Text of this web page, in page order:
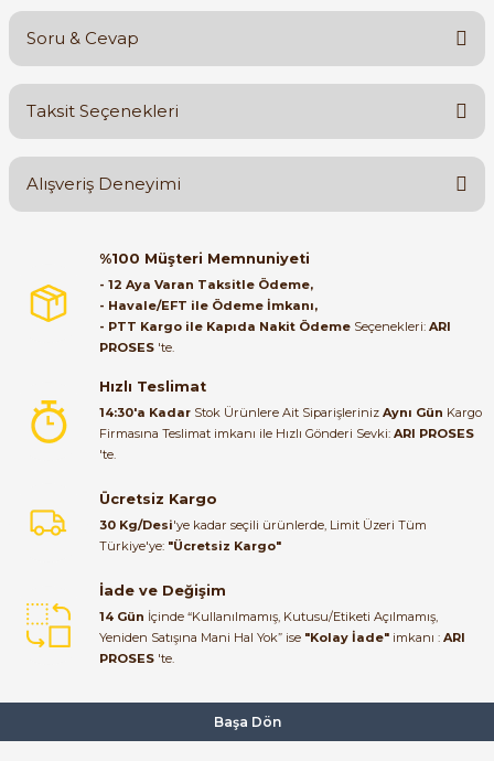
Bu ürüne ilk yorumu siz yapın!
Soru & Cevap
Ürün hakkında henüz soru sorulmamış.
Taksit Seçenekleri
Alışveriş Deneyimi
Orijinal kutusuyla ertesi gün
ulaştı elimize. Teşekkürler.
B... A... | 27/06/2026
bundan mehmet bey ilgi ve
alakası için teşekkür ederim
muhammed demirci |
Ürün elime eksiksiz ve hasarsız
ulaştı. Paketleme özenliydi,
Kemal Toktaş | 20/06/2026
problemsiz geçti.
Kemal Toktaş | 20/06/2026
%100 Müşteri Memnuniyeti
- 12 Aya Varan Taksitle Ödeme,
- Havale/EFT ile Ödeme İmkanı,
- PTT Kargo ile Kapıda Nakit Ödeme Seçenekleri: ARI
PROSES 'te.
Hızlı Teslimat
14:30'a Kadar Stok Ürünlere Ait Siparişleriniz Aynı Gün Kargo
Firmasına Teslimat imkanı ile Hızlı Gönderi Sevki: ARI PROSES
'te.
Ücretsiz Kargo
30 Kg/Desi'ye kadar seçili ürünlerde, Limit Üzeri Tüm
Türkiye'ye: "Ücretsiz Kargo"
İade ve Değişim
14 Gün İçinde “Kullanılmamış, Kutusu/Etiketi Açılmamış,
Yeniden Satışına Mani Hal Yok” ise "Kolay İade" imkanı : ARI
PROSES 'te.
Başa Dön